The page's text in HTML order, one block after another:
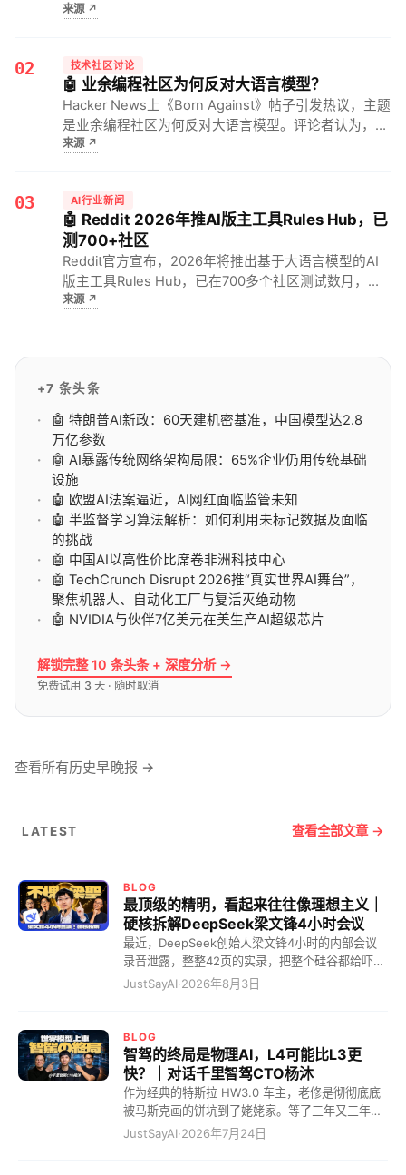
无方向盘车型。对自动驾驶出租车行业，这意味着商业
来源↗
02 技术社区讨论
🤖 业余编程社区为何反对大语言模型？
Hacker News上《Born Against》帖子引发热议，主题
是业余编程社区为何反对大语言模型。评论者认为，大
语言模型生成的代码更难审查、错误更隐蔽，而业余编
来源↗
03 AI行业新闻
🤖 Reddit 2026年推AI版主工具Rules Hub，已
测700+社区
Reddit官方宣布，2026年将推出基于大语言模型的AI
版主工具Rules Hub，已在700多个社区测试数月，逐
步取代关键词匹配的Automod。对版主意味着审核更
来源↗
+7 条头条
🤖 特朗普AI新政：60天建机密基准，中国模型达2.8
万亿参数
🤖 AI暴露传统网络架构局限：65%企业仍用传统基础
设施
🤖 欧盟AI法案逼近，AI网红面临监管未知
🤖 半监督学习算法解析：如何利用未标记数据及面临
的挑战
🤖 中国AI以高性价比席卷非洲科技中心
🤖 TechCrunch Disrupt 2026推“真实世界AI舞台”，
聚焦机器人、自动化工厂与复活灭绝动物
🤖 NVIDIA与伙伴7亿美元在美生产AI超级芯片
解锁完整 10 条头条 + 深度分析 →
免费试用 3 天 · 随时取消
查看所有历史早晚报 →
LATEST 查看全部文章 →
BLOG
最顶级的精明，看起来往往像理想主义｜
硬核拆解DeepSeek梁文锋4小时会议
最近，DeepSeek创始人梁文锋4小时的内部会议
录音泄露，整整42页的实录，把整个硅谷都给吓惨
了。 全网都在疯狂造神，一口一个“梁圣”叫着，说
个月回本的恐怖算计，AI界的农夫山泉 看硅谷那帮
搞大模型的，有几个敢承认自己能赚钱的？梁圣仿
佛在说：奥兄，我不是针对你，我是说在座的所有
人都是垃圾！ 全网都在惊呼梁文锋是“赛博圣人”，
其实他是一个极其冷酷的“量化精算师”。 很多人不
理解：融了几百亿，为什么他敢在显卡溢价两倍、
甚至四倍时，依然疯狂All in买卡？ 因为这笔账的
JustSayAI·2026年8月3日
BLOG
智驾的终局是物理AI，L4可能比L3更
快？｜对话千里智驾CTO杨沐
作为经典的特斯拉 HW3.0 车主，老修是彻彻底底
被马斯克画的饼坑到了姥姥家。等了三年又三年，
结果他轻飘飘地告诉老修硬件落后，直接不支持
JustSayAI·2026年7月24日